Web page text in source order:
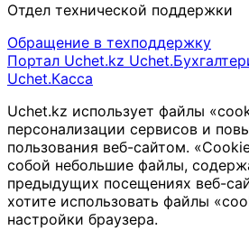
Отдел технической поддержки
Обращение в техподдержку
Портал Uchet.kz
Uchet.Касса
Uchet.kz использует файлы
персонализации сервисов и
пользования веб-сайтом.
собой небольшие файлы,
предыдущих посещениях веб-
хотите использовать файлы
настройки браузера.